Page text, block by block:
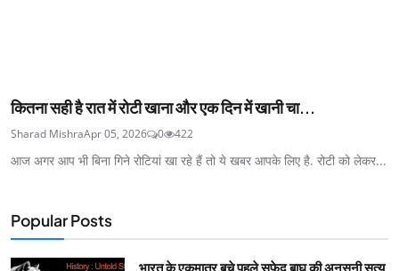
कितना सही है रात में रोटी खाना और एक दिन में खानी चा...
Sharad MishraApr 05, 2026 0 422
आज अगर आप भी बिना गिने रोटियां खा रहे हैं तो ये खबर आपके लिए है. रोटी को लेकर...
Popular Posts
भारत के एकमात्र बचे पहले सफ़ेद बाघ की अनसुनी सत्य